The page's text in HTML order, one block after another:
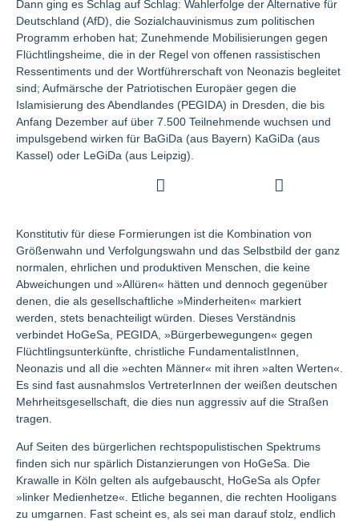
Dann ging es Schlag auf Schlag: Wahlerfolge der Alternative für
Deutschland (AfD), die Sozialchauvinismus zum politischen
Programm erhoben hat; Zunehmende Mobilisierungen gegen
Flüchtlingsheime, die in der Regel von offenen rassistischen
Ressentiments und der Wortführerschaft von Neonazis begleitet
sind; Aufmärsche der Patriotischen Europäer gegen die
Islamisierung des Abendlandes (PEGIDA) in Dresden, die bis
Anfang Dezember auf über 7.500 Teilnehmende wuchsen und
impulsgebend wirken für BaGiDa (aus Bayern) KaGiDa (aus
Kassel) oder LeGiDa (aus Leipzig).
Konstitutiv für diese Formierungen ist die Kombination von
Größenwahn und Verfolgungswahn und das Selbstbild der ganz
normalen, ehrlichen und produktiven Menschen, die keine
Abweichungen und »Allüren« hätten und dennoch gegenüber
denen, die als gesellschaftliche »Minderheiten« markiert
werden, stets benachteiligt würden. Dieses Verständnis
verbindet HoGeSa, PEGIDA, »Bürgerbewegungen« gegen
Flüchtlingsunterkünfte, christliche FundamentalistInnen,
Neonazis und all die »echten Männer« mit ihren »alten Werten«.
Es sind fast ausnahmslos VertreterInnen der weißen deutschen
Mehrheitsgesellschaft, die dies nun aggressiv auf die Straßen
tragen.
Auf Seiten des bürgerlichen rechtspopulistischen Spektrums
finden sich nur spärlich Distanzierungen von HoGeSa. Die
Krawalle in Köln gelten als aufgebauscht, HoGeSa als Opfer
»linker Medienhetze«. Etliche begannen, die rechten Hooligans
zu umgarnen. Fast scheint es, als sei man darauf stolz, endlich